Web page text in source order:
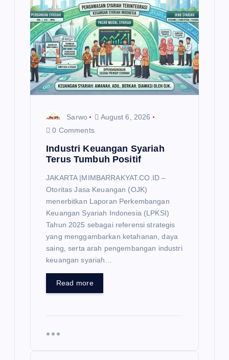
Sarwo
August 6, 2026
0 Comments
Industri Keuangan Syariah
Terus Tumbuh Positif
JAKARTA |MIMBARRAKYAT.CO.ID –
Otoritas Jasa Keuangan (OJK)
menerbitkan Laporan Perkembangan
Keuangan Syariah Indonesia (LPKSI)
Tahun 2025 sebagai referensi strategis
yang menggambarkan ketahanan, daya
saing, serta arah pengembangan industri
keuangan syariah…
Read more